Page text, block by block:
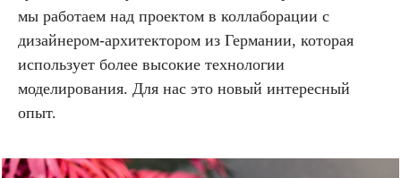
мы работаем над проектом в коллаборации с
дизайнером-архитектором из Германии, которая
использует более высокие технологии
моделирования. Для нас это новый интересный
опыт.